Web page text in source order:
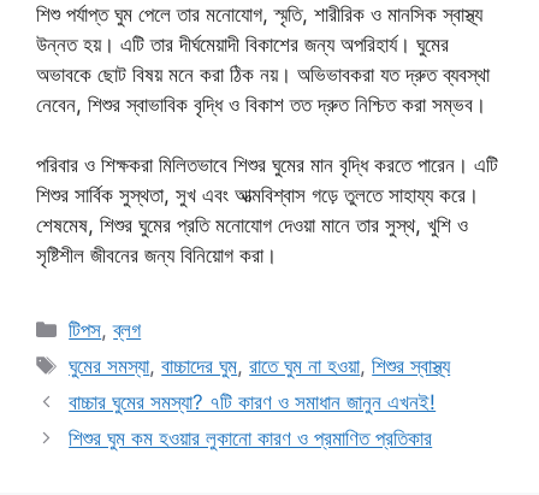
শিশু পর্যাপ্ত ঘুম পেলে তার মনোযোগ, স্মৃতি, শারীরিক ও মানসিক স্বাস্থ্য
উন্নত হয়। এটি তার দীর্ঘমেয়াদী বিকাশের জন্য অপরিহার্য। ঘুমের
অভাবকে ছোট বিষয় মনে করা ঠিক নয়। অভিভাবকরা যত দ্রুত ব্যবস্থা
নেবেন, শিশুর স্বাভাবিক বৃদ্ধি ও বিকাশ তত দ্রুত নিশ্চিত করা সম্ভব।
পরিবার ও শিক্ষকরা মিলিতভাবে শিশুর ঘুমের মান বৃদ্ধি করতে পারেন। এটি
শিশুর সার্বিক সুস্থতা, সুখ এবং আত্মবিশ্বাস গড়ে তুলতে সাহায্য করে।
শেষমেষ, শিশুর ঘুমের প্রতি মনোযোগ দেওয়া মানে তার সুস্থ, খুশি ও
সৃষ্টিশীল জীবনের জন্য বিনিয়োগ করা।
Categories
টিপস,ব্লগ
Tags
ঘুমের সমস্যা,বাচ্চাদের ঘুম,রাতে ঘুম না হওয়া,শিশুর স্বাস্থ্য
বাচ্চার ঘুমের সমস্যা? ৭টি কারণ ও সমাধান জানুন এখনই!
শিশুর ঘুম কম হওয়ার লুকানো কারণ ও প্রমাণিত প্রতিকার